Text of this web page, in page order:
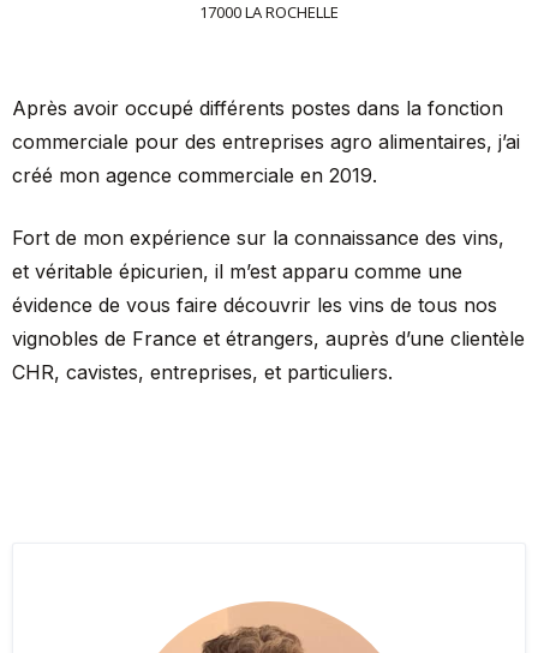
17000 LA ROCHELLE
Après avoir occupé différents postes dans la fonction
commerciale pour des entreprises agro alimentaires, j’ai
créé mon agence commerciale en 2019.
Fort de mon expérience sur la connaissance des vins,
et véritable épicurien, il m’est apparu comme une
évidence de vous faire découvrir les vins de tous nos
vignobles de France et étrangers, auprès d’une clientèle
CHR, cavistes, entreprises, et particuliers.